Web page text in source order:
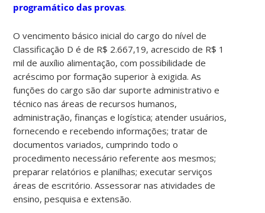
programático das provas.
O vencimento básico inicial do cargo do nível de
Classificação D é de R$ 2.667,19, acrescido de R$ 1
mil de auxílio alimentação, com possibilidade de
acréscimo por formação superior à exigida. As
funções do cargo são dar suporte administrativo e
técnico nas áreas de recursos humanos,
administração, finanças e logística; atender usuários,
fornecendo e recebendo informações; tratar de
documentos variados, cumprindo todo o
procedimento necessário referente aos mesmos;
preparar relatórios e planilhas; executar serviços
áreas de escritório. Assessorar nas atividades de
ensino, pesquisa e extensão.